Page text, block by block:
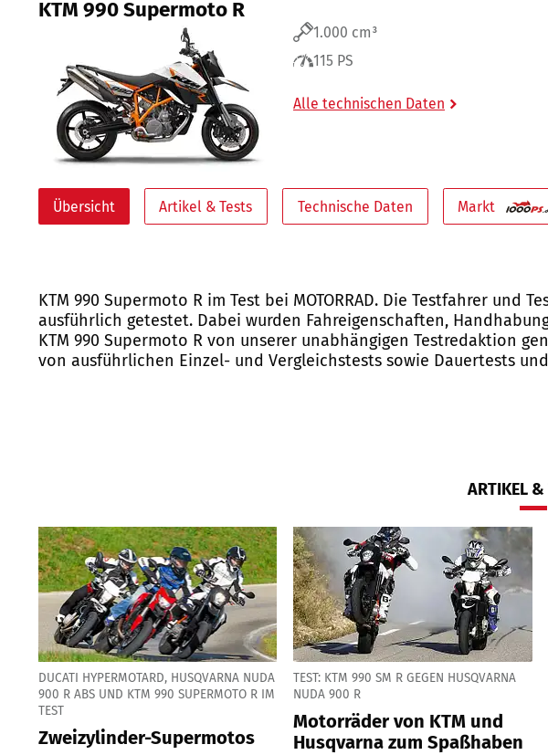
KTM 990 Supermoto R
1.000 cm³
115 PS
Alle technischen Daten
Übersicht Artikel & Tests Technische Daten Markt
KTM 990 Supermoto R im Test bei MOTORRAD. Die Testfahrer und
ausführlich getestet. Dabei wurden Fahreigenschaften,
KTM 990 Supermoto R von unserer unabhängigen Testredaktion
von ausführlichen Einzel- und Vergleichstests sowie Dauertests
ARTIKEL &
DUCATI HYPERMOTARD, HUSQVARNA NUDA
900 R ABS UND KTM 990 SUPERMOTO R IM
TEST
Zweizylinder-Supermotos
TEST: KTM 990 SM R GEGEN HUSQVARNA
NUDA 900 R
Motorräder von KTM und
Husqvarna zum Spaßhaben